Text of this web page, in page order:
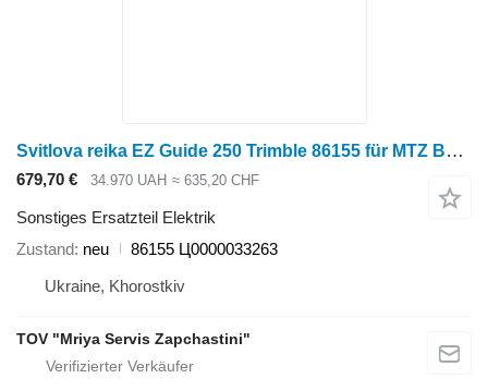
Svitlova reika EZ Guide 250 Trimble 86155 für MTZ Belarus
679,70 € 34.970 UAH ≈ 635,20 CHF
Sonstiges Ersatzteil Elektrik
Zustand neu
86155 Ц0000033263
Ukraine, Khorostkiv
TOV "Mriya Servis Zapchastini"